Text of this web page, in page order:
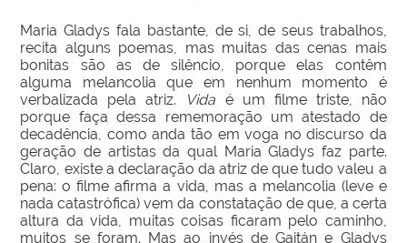
Maria Gladys fala bastante, de si, de seus trabalhos,
recita alguns poemas, mas muitas das cenas mais
bonitas são as de silêncio, porque elas contêm
alguma melancolia que em nenhum momento é
verbalizada pela atriz.
Vida é um filme triste, não
porque faça dessa rememoração um atestado de
decadência, como anda tão em voga no discurso da
geração de artistas da qual Maria Gladys faz parte.
Claro, existe a declaração da atriz de que tudo valeu a
pena: o filme afirma a vida, mas a melancolia (leve e
nada catastrófica) vem da constatação de que, a certa
altura da vida, muitas coisas ficaram pelo caminho,
muitos se foram. Mas ao invés de Gaitán e Gladys